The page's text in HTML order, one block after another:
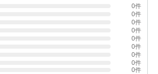
0件
0件
0件
0件
0件
0件
0件
0件
0件